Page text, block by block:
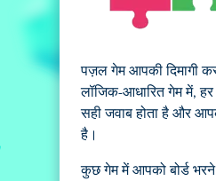
पज़ल गेम आपकी दिमागी
लॉजिक-आधारित गेम में, हर
सही जवाब होता है और
है।
कुछ गेम में आपको बोर्ड